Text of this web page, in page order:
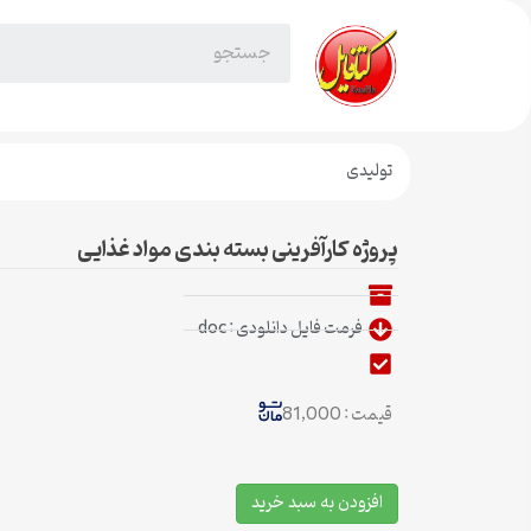
تولیدی
پروژه کارآفرینی بسته بندی مواد غذایی
فرمت فایل دانلودی : doc
قیمت : 81,000
افزودن به سبد خرید